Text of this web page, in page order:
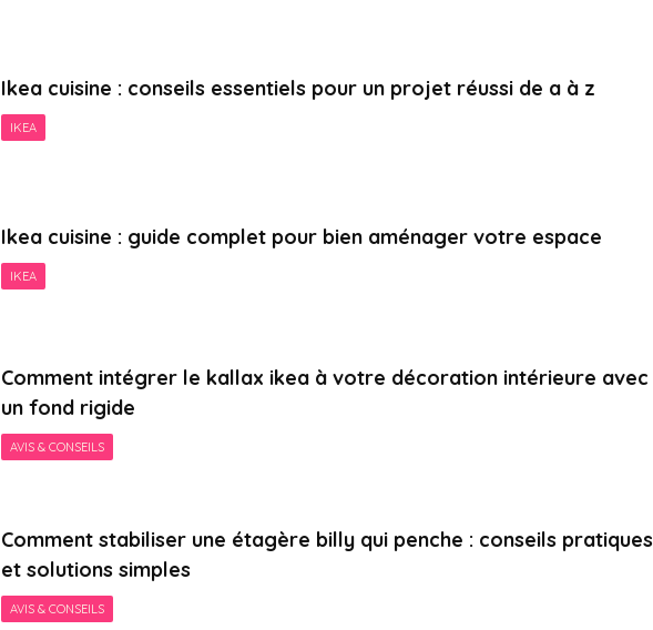
Ikea cuisine : conseils essentiels pour un projet réussi de a à z
IKEA
Ikea cuisine : guide complet pour bien aménager votre espace
IKEA
Comment intégrer le kallax ikea à votre décoration intérieure avec
un fond rigide
AVIS & CONSEILS
Comment stabiliser une étagère billy qui penche : conseils pratiques
et solutions simples
AVIS & CONSEILS